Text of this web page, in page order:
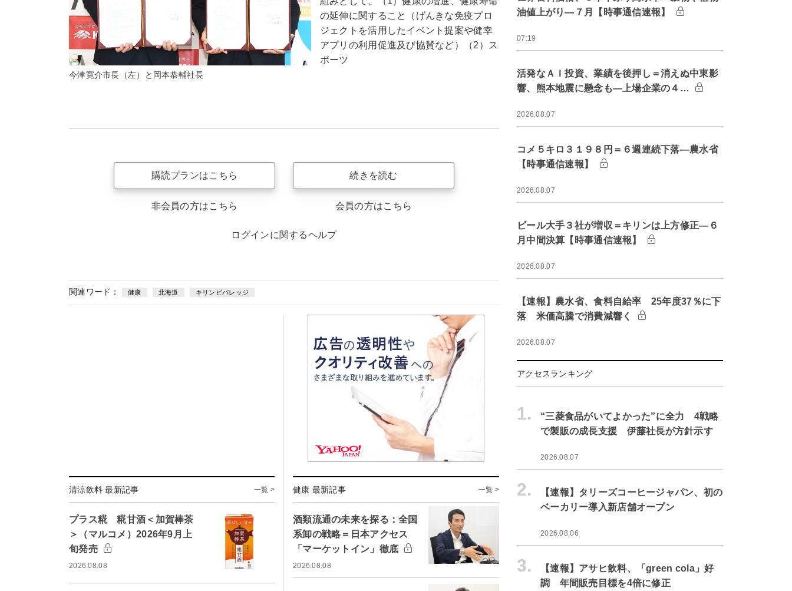
今津寛介市長（左）と岡本恭輔社長
の延伸に関すること（げんきな免疫プロ
ジェクトを活用したイベント提案や健幸
アプリの利用促進及び協賛など）（2）ス
ポーツ
購読プランはこちら
非会員の方はこちら
続きを読む
会員の方はこちら
ログインに関するヘルプ
関連ワード： 健康 北海道 キリンビバレッジ
清涼飲料 最新記事 一覧 >
プラス糀 糀甘酒＜加賀棒茶
＞（マルコメ）2026年9月上
旬発売
2026.08.08
健康 最新記事 一覧 >
酒類流通の未来を探る：全国
系卸の戦略＝日本アクセス
「マーケットイン」徹底
2026.08.08
油値上がり―７月【時事通信速報】
07:19
活発なＡＩ投資、業績を後押し＝消えぬ中東影
響、熊本地震に懸念も―上場企業の４…
2026.08.07
コメ５キロ３１９８円＝６週連続下落―農水省
【時事通信速報】
2026.08.07
ビール大手３社が増収＝キリンは上方修正―６
月中間決算【時事通信速報】
2026.08.07
【速報】農水省、食料自給率 25年度37％に下
落 米価高騰で消費減響く
2026.08.07
アクセスランキング
1.
“三菱食品がいてよかった”に全力 4戦略
で製販の成長支援 伊藤社長が方針示す
2026.08.07
2.
【速報】タリーズコーヒージャパン、初の
ベーカリー導入新店舗オープン
2026.08.06
3.
【速報】アサヒ飲料、「green cola」好
調 年間販売目標を4倍に修正